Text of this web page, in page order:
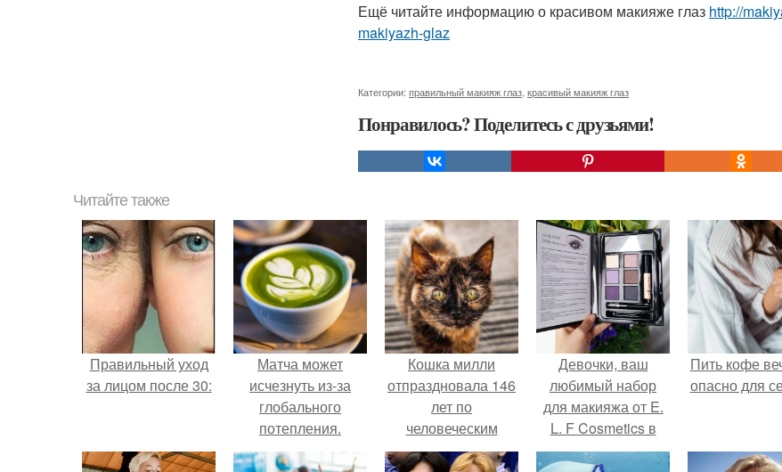
Ещё читайте информацию о красивом макияже глаз http://
makiyazh-glaz
Категории: правильный макияж глаз красивый макияж глаз
Понравилось? Поделитесь с друзьями!
Читайте также
Правильный уход
за лицом после 30:
Матча может
исчезнуть из-за
глобального
потепления.
Кошка милли
отпраздновала 146
лет по
человеческим
Меркам и
Девочки, ваш
любимый набор
для макияжа от E.
L. F Cosmetics в
красивой гамме
Пить кофе
опасно для